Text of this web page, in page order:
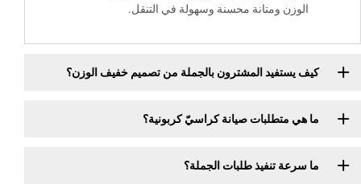
ومتانة محسنة وسهولة في التنقل.
المشترون بالجملة من تصميم خفيف الوزن؟
صيانة كراسيّ كربونية؟
تنفيذ طلبات الجملة؟